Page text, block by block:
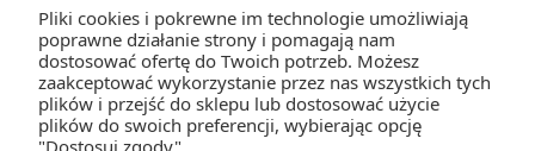
ZAKUPY
POMOC
Pliki cookies i pokrewne im technologie umożliwiają
poprawne działanie strony i pomagają nam
dostosować ofertę do Twoich potrzeb. Możesz
zaakceptować wykorzystanie przez nas wszystkich tych
plików i przejść do sklepu lub dostosować użycie
plików do swoich preferencji, wybierając opcję
"Dostosuj zgody".